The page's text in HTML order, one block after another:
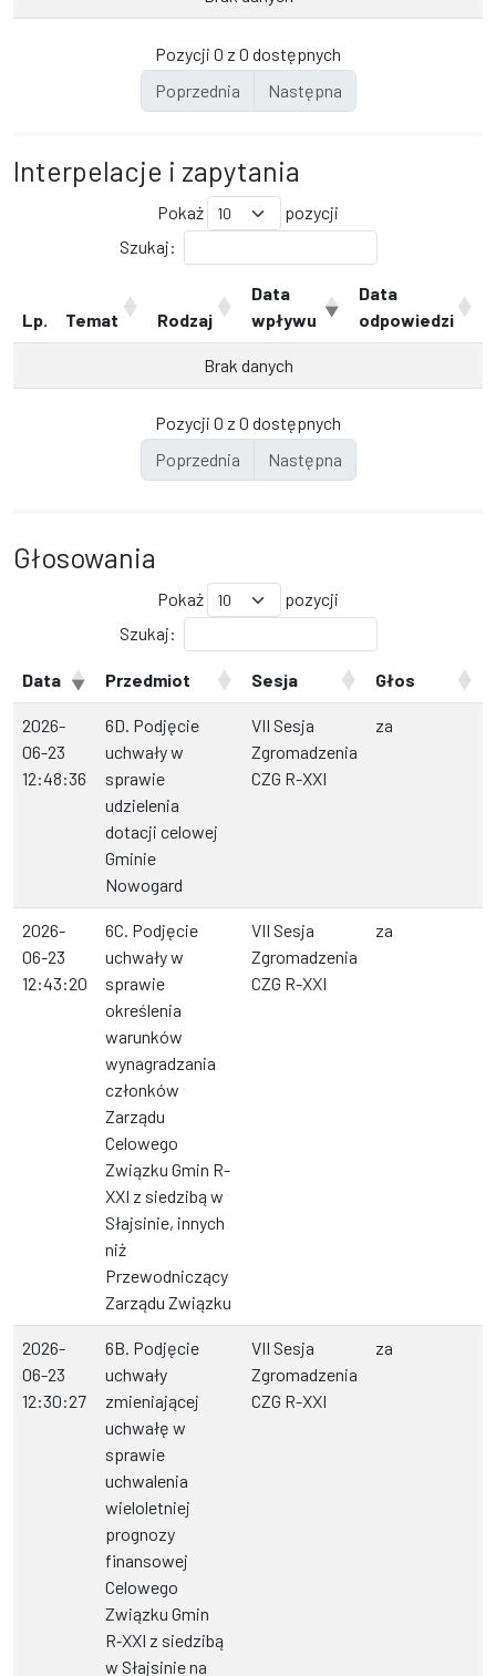
Pozycji 0 z 0 dostępnych
Poprzednia
Następna
Interpelacje i zapytania
Pokaż
pozycji
Szukaj:
Lp. Temat Rodzaj
Data
wpływu
Data
odpowiedzi
Brak danych
Pozycji 0 z 0 dostępnych
Poprzednia
Następna
Głosowania
Pokaż
pozycji
Szukaj:
Data Przedmiot Sesja Głos
2026-
06-23
12:48:36
6D. Podjęcie
uchwały w
sprawie
udzielenia
dotacji celowej
Gminie
Nowogard
VII Sesja
Zgromadzenia
CZG R-XXI
za
2026-
06-23
12:43:20
6C. Podjęcie
uchwały w
sprawie
określenia
warunków
wynagradzania
członków
Zarządu
Celowego
Związku Gmin R-
XXI z siedzibą w
Słajsinie, innych
niż
Przewodniczący
Zarządu Związku
VII Sesja
Zgromadzenia
CZG R-XXI
za
2026-
06-23
12:30:27
6B. Podjęcie
uchwały
zmieniającej
uchwałę w
sprawie
uchwalenia
wieloletniej
prognozy
finansowej
Celowego
Związku Gmin
R‑XXI z siedzibą
w Słajsinie na
VII Sesja
Zgromadzenia
CZG R-XXI
za